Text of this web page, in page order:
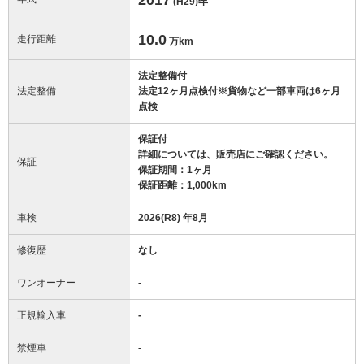
走行距離 10.0 万km
法定整備
法定整備付
法定12ヶ月点検付※貨物など一部車両は6ヶ月
点検
保証
保証付
詳細については、販売店にご確認ください。
保証期間：1ヶ月
保証距離：1,000km
車検 2026(R8) 年8月
修復歴 なし
ワンオーナー -
正規輸入車 -
禁煙車 -